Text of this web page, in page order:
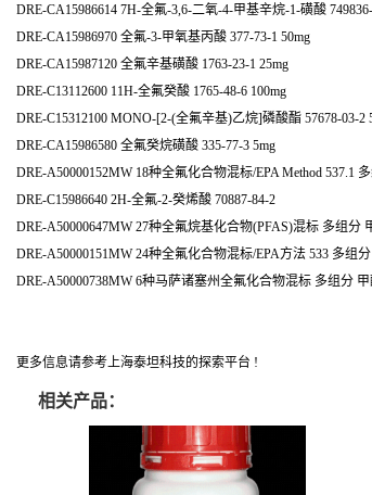
DRE-CA15986614 7H-全氟-3,6-二氧-4-甲基辛烷-1-磺酸
DRE-CA15986970 全氟-3-甲氧基丙酸 377-73-1 50mg
DRE-CA15987120 全氟辛基磺酸 1763-23-1 25mg
DRE-C13112600 11H-全氟癸酸 1765-48-6 100mg
DRE-C15312100 MONO-[2-(全氟辛基)乙烷]磷酸酯 57678-03-2
DRE-CA15986580 全氟癸烷磺酸 335-77-3 5mg
DRE-A50000152MW 18种全氟化合物混标/EPA Method 537.1
DRE-C15986640 2H-全氟-2-癸烯酸 70887-84-2
DRE-A50000647MW 27种全氟烷基化合物(PFAS)混标 多组分
DRE-A50000151MW 24种全氟化合物混标/EPA方法 533 多组
DRE-A50000738MW 6种马萨诸塞州全氟化合物混标 多组分 甲
更多信息请参考上海泰坦科技的探索平台 !
相关产品：